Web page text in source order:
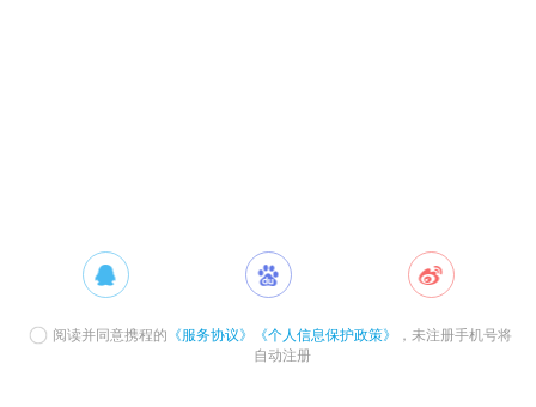
阅读并同意携程的 《服务协议》 《个人信息保护政策》
，未注册手机号将
自动注册